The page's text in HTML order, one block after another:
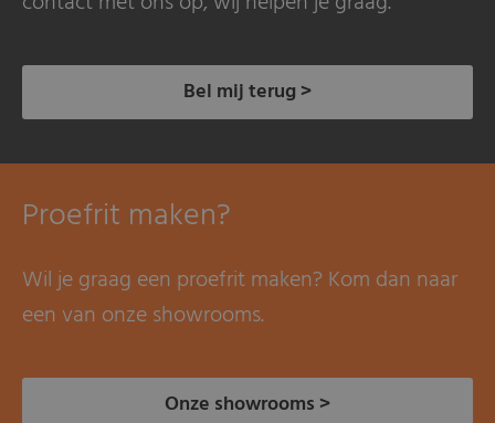
Bel mij terug >
Proefrit maken?
Wil je graag een proefrit maken? Kom dan naar
een van onze showrooms.
Onze showrooms >